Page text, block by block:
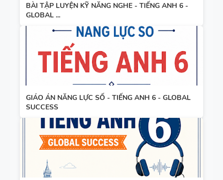
BÀI TẬP LUYỆN KỸ NĂNG NGHE - TIẾNG ANH 6 -
GLOBAL ...
GIÁO ÁN NĂNG LỰC SỐ - TIẾNG ANH 6 - GLOBAL
SUCCESS